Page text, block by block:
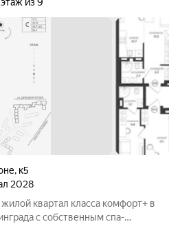
, к5
2028
с собственным спа-